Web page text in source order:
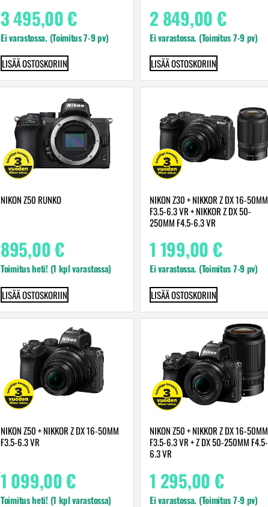
3 495,00€
Ei varastossa. (Toimitus 7-9 pv)
LISÄÄ OSTOSKORIIN
2 849,00€
Ei varastossa. (Toimitus 7-9 pv)
LISÄÄ OSTOSKORIIN
NIKON Z50 RUNKO
895,00€
Toimitus heti! (1 kpl varastossa)
LISÄÄ OSTOSKORIIN
NIKON Z30 + NIKKOR Z DX 16-50MM
F3.5-6.3 VR + NIKKOR Z DX 50-
250MM F4.5-6.3 VR
1 199,00€
Ei varastossa. (Toimitus 7-9 pv)
LISÄÄ OSTOSKORIIN
NIKON Z50 + NIKKOR Z DX 16-50MM
F3.5-6.3 VR
1 099,00€
Toimitus heti! (1 kpl varastossa)
NIKON Z50 + NIKKOR Z DX 16-50MM
F3.5-6.3 VR + Z DX 50-250MM F4.5-
6.3 VR
1 295,00€
Ei varastossa. (Toimitus 7-9 pv)